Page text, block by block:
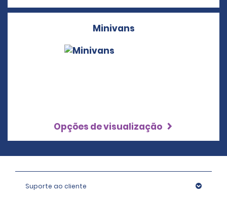
Minivans
Opções de visualização
Suporte ao cliente